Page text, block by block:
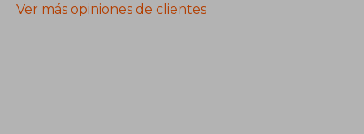
Ver más opiniones de clientes